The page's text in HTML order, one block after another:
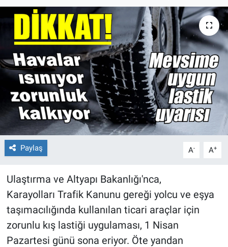
Paylaş A- A+
Ulaştırma ve Altyapı Bakanlığı'nca,
Karayolları Trafik Kanunu gereği yolcu ve eşya
taşımacılığında kullanılan ticari araçlar için
zorunlu kış lastiği uygulaması, 1 Nisan
Pazartesi günü sona eriyor. Öte yandan